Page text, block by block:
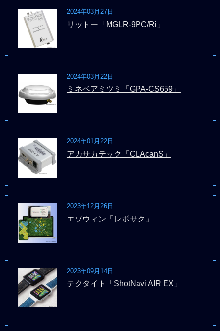
2024年03月27日
リットー「MGLR-9PC/Ri」
2024年03月22日
ミネベアミツミ「GPA-CS659」
2024年01月22日
アカサカテック「CLAcanS」
2023年12月26日
エゾウィン「レポサク」
2023年09月14日
テクタイト「ShotNavi AIR EX」